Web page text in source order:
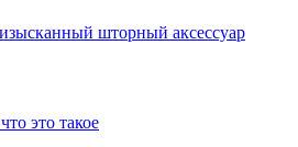
шторный аксессуар
это такое